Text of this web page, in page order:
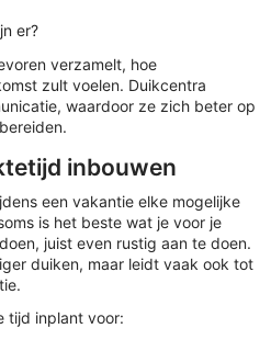
er?
verzamelt, hoe
zult voelen. Duikcentra
waardoor ze zich beter op
inbouwen
een vakantie elke mogelijke
is het beste wat je voor je
juist even rustig aan te doen.
duiken, maar leidt vaak ook tot
tijd inplant voor: